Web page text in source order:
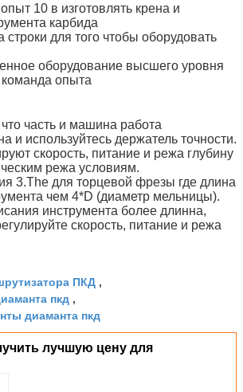
10 в изготовлять крена и
карбида
строки для того чтобы оборудовать
оборудование высшего уровня
опыта
часть и машина работа
и используйтесь держатель точности.
скорость, питание и режа глубину
режа условиям.
3.The для торцевой фрезы где длина
чем 4*D (диаметр мельницы).
инструмента более длинна,
скорость, питание и режа
ПКД ,
пкд ,
диаманта пкд
лучшую цену для